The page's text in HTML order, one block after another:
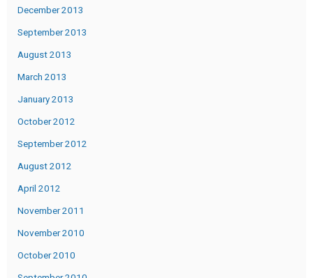
December 2013
September 2013
August 2013
March 2013
January 2013
October 2012
September 2012
August 2012
April 2012
November 2011
November 2010
October 2010